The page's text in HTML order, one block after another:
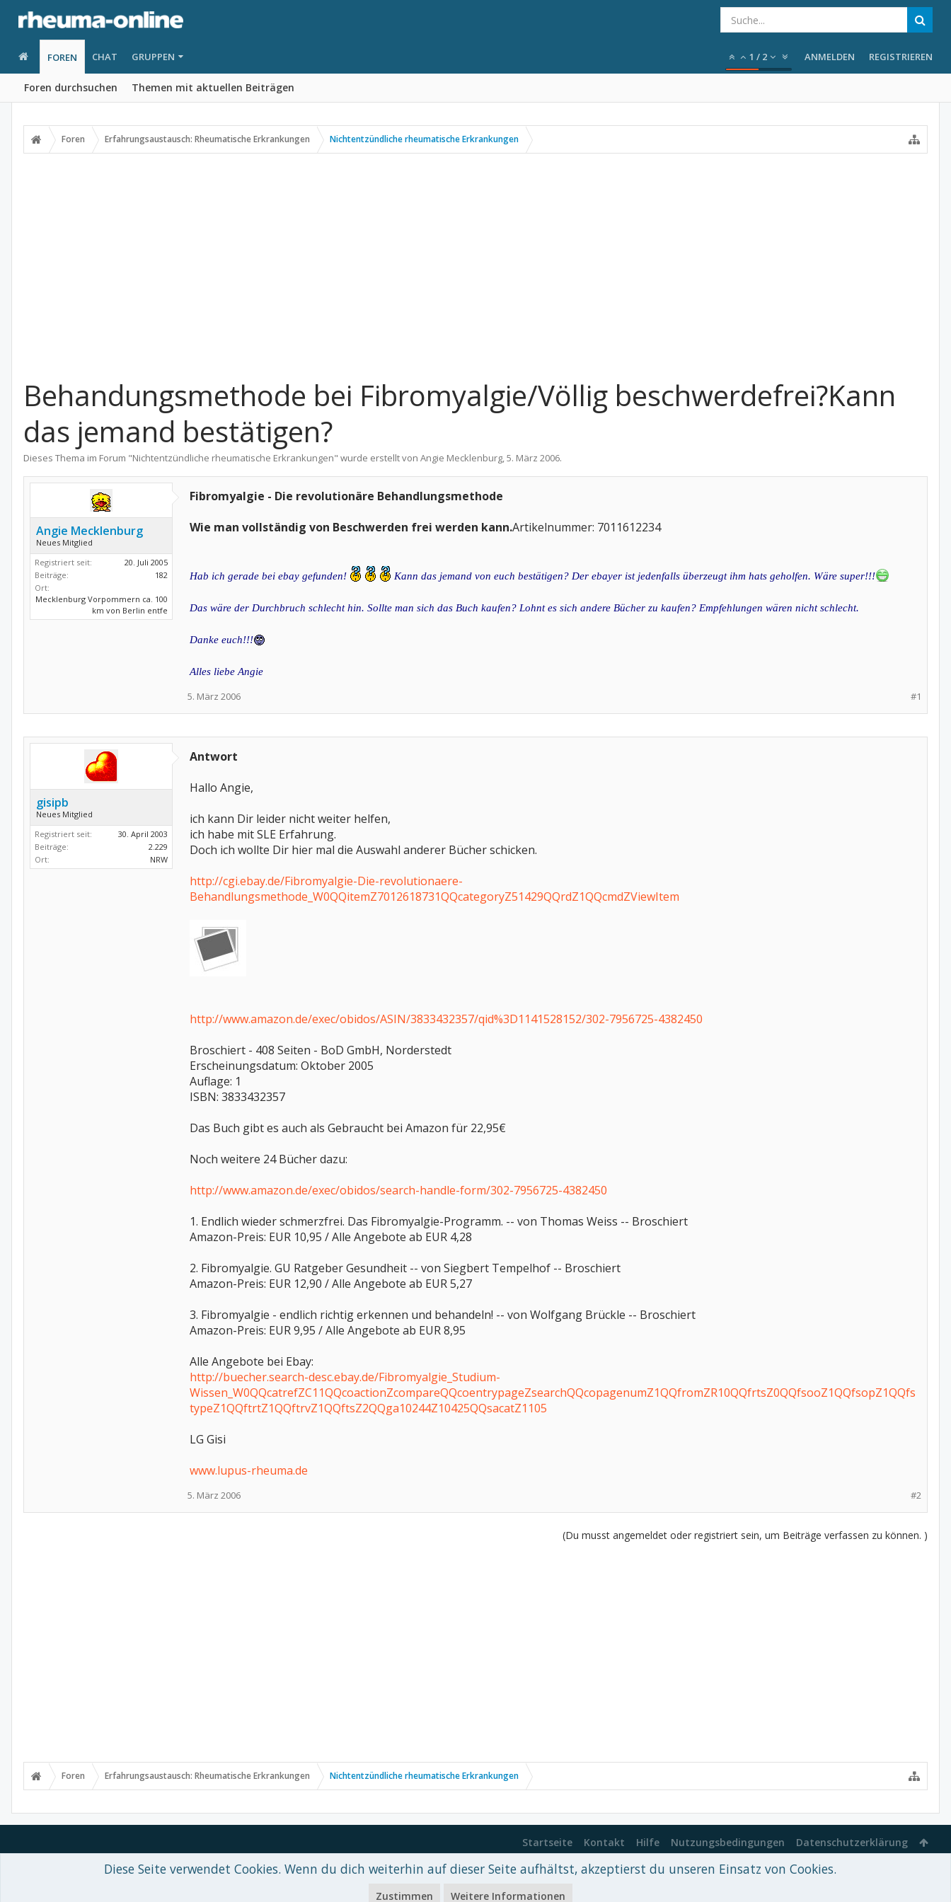
FOREN
Foren durchsuchen Themen mit aktuellen Beiträgen
CHAT GRUPPEN 1 / 2 ANMELDEN REGISTRIEREN
Foren Erfahrungsaustausch: Rheumatische Erkrankungen Nichtentzündliche rheumatische Erkrankungen
Behandungsmethode bei Fibromyalgie/Völlig beschwerdefrei?Kann
das jemand bestätigen?
Dieses Thema im Forum "Nichtentzündliche rheumatische Erkrankungen" wurde erstellt von Angie Mecklenburg,5. März 2006.
Angie Mecklenburg
Neues Mitglied
Registriert seit:
20. Juli 2005
Beiträge:
182
Ort:
Mecklenburg Vorpommern ca. 100
km von Berlin entfe
Fibromyalgie - Die revolutionäre Behandlungsmethode
Wie man vollständig von Beschwerden frei werden kann.Artikelnummer: 7011612234
Hab ich gerade bei ebay gefunden! Kann das jemand von euch bestätigen? Der ebayer ist jedenfalls überzeugt ihm hats geholfen. Wäre super!!!
Das wäre der Durchbruch schlecht hin. Sollte man sich das Buch kaufen? Lohnt es sich andere Bücher zu kaufen? Empfehlungen wären nicht schlecht.
Danke euch!!!
Alles liebe Angie
#1
5. März 2006
gisipb
Neues Mitglied
Registriert seit:
30. April 2003
Beiträge:
2.229
Ort:
NRW
Antwort
Hallo Angie,
ich kann Dir leider nicht weiter helfen,
ich habe mit SLE Erfahrung.
Doch ich wollte Dir hier mal die Auswahl anderer Bücher schicken.
http://cgi.ebay.de/Fibromyalgie-Die-revolutionaere-
Behandlungsmethode_W0QQitemZ7012618731QQcategoryZ51429QQrdZ1QQcmdZViewItem
http://www.amazon.de/exec/obidos/ASIN/3833432357/qid%3D1141528152/302-7956725-4382450
Broschiert - 408 Seiten - BoD GmbH, Norderstedt
Erscheinungsdatum: Oktober 2005
Auflage: 1
ISBN: 3833432357
Das Buch gibt es auch als Gebraucht bei Amazon für 22,95€
Noch weitere 24 Bücher dazu:
http://www.amazon.de/exec/obidos/search-handle-form/302-7956725-4382450
1. Endlich wieder schmerzfrei. Das Fibromyalgie-Programm. -- von Thomas Weiss -- Broschiert
Amazon-Preis: EUR 10,95 / Alle Angebote ab EUR 4,28
2. Fibromyalgie. GU Ratgeber Gesundheit -- von Siegbert Tempelhof -- Broschiert
Amazon-Preis: EUR 12,90 / Alle Angebote ab EUR 5,27
3. Fibromyalgie - endlich richtig erkennen und behandeln! -- von Wolfgang Brückle -- Broschiert
Amazon-Preis: EUR 9,95 / Alle Angebote ab EUR 8,95
Alle Angebote bei Ebay:
http://buecher.search-desc.ebay.de/Fibromyalgie_Studium-
Wissen_W0QQcatrefZC11QQcoactionZcompareQQcoentrypageZsearchQQcopagenumZ1QQfromZR10QQfrtsZ0QQfsooZ1QQfsopZ1QQfs
typeZ1QQftrtZ1QQftrvZ1QQftsZ2QQga10244Z10425QQsacatZ1105
LG Gisi
www.lupus-rheuma.de
#2
5. März 2006
(Du musst angemeldet oder registriert sein, um Beiträge verfassen zu können. )
Foren Erfahrungsaustausch: Rheumatische Erkrankungen Nichtentzündliche rheumatische Erkrankungen
Startseite Kontakt Hilfe Nutzungsbedingungen Datenschutzerklärung
Forum software by XenForo™© 2010-2018 XenForo Ltd.-Deutsch von xenDach©2010-2017
Diese Seite verwendet Cookies. Wenn du dich weiterhin auf dieser Seite aufhältst, akzeptierst du unseren Einsatz von Cookies.
Zustimmen Weitere Informationen